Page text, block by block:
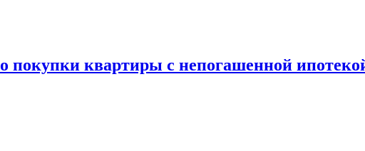
покупки квартиры с непогашенной